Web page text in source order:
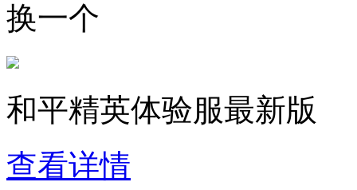
换一个
和平精英体验服最新版
查看详情